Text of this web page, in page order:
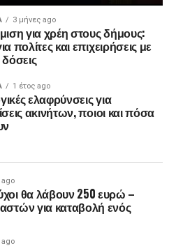
3 μήνες ago
για χρέη στους δήμους:
πολίτες και επιχειρήσεις με
1 έτος ago
ελαφρύνσεις για
ακινήτων, ποιοι και πόσα
ago
θα λάβουν 250 ευρώ –
για καταβολή ενός
ago